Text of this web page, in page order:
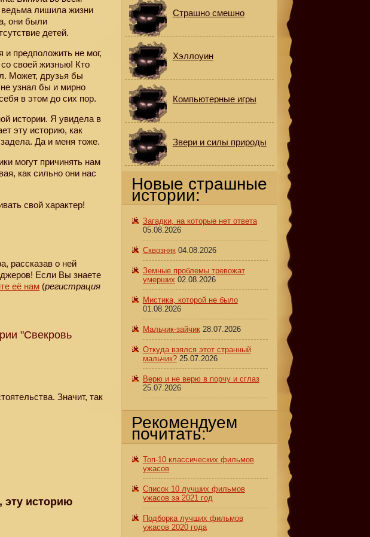
ведьма лишила жизни
они были
детей.
и предположить не мог,
со своей жизнью! Кто
Может, друзья бы
узнал бы и мирно
в этом до сих пор.
истории. Я увидела в
эту историю, как
Да и меня тоже.
могут причинять нам
как сильно они нас
свой характер!
рассказав о ней
Если Вы знаете
её нам (регистрация
"Свекровь
Значит, так
эту историю
Страшно смешно
Хэллоуин
Компьютерные игры
Звери и силы природы
Новые страшные
истории:
Загадки, на которые нет ответа
05.08.2026
Сквозняк 04.08.2026
Земные проблемы тревожат
умерших 02.08.2026
Мистика, которой не было
01.08.2026
Мальчик-зайчик 28.07.2026
Откуда взялся этот странный
мальчик? 25.07.2026
Верю и не верю в порчу и сглаз
25.07.2026
Рекомендуем
почитать:
Топ-10 классических фильмов
ужасов
Список 10 лучших фильмов
ужасов за 2021 год
Подборка лучших фильмов
ужасов 2020 года